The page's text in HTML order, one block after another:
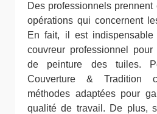
Des professionnels
opérations qui concernent
En fait, il est
couvreur professionnel
de peinture des tuiles.
Couverture & Tradition
méthodes adaptées pour
qualité de travail. De plus,